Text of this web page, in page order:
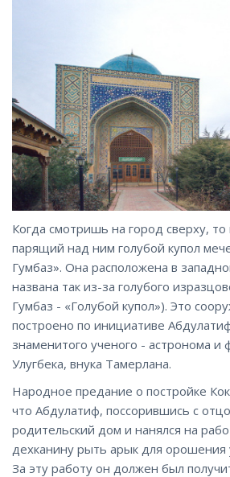
Когда смотришь на город сверху,
парящий над ним голубой купол
Гумбаз». Она расположена в
названа так из-за голубого
Гумбаз - «Голубой купол»). Это
построено по инициативе
знаменитого ученого - астронома и
Улугбека, внука Тамерлана.
Народное предание о постройке
что Абдулатиф, поссорившись с
родительский дом и нанялся на
дехканину рыть арык для орошения
За эту работу он должен был